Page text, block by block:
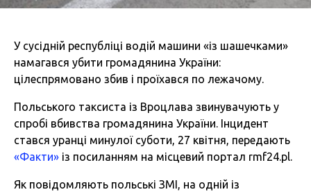
У сусідній республіці водій машини «із шашечками»
намагався убити громадянина України:
цілеспрямовано збив і проїхався по лежачому.
Польського таксиста із Вроцлава звинувачують у
спробі вбивства громадянина України. Інцидент
стався уранці минулої суботи, 27 квітня, передають
«Факти» із посиланням на місцевий портал rmf24.pl.
Як повідомляють польські ЗМІ, на одній із